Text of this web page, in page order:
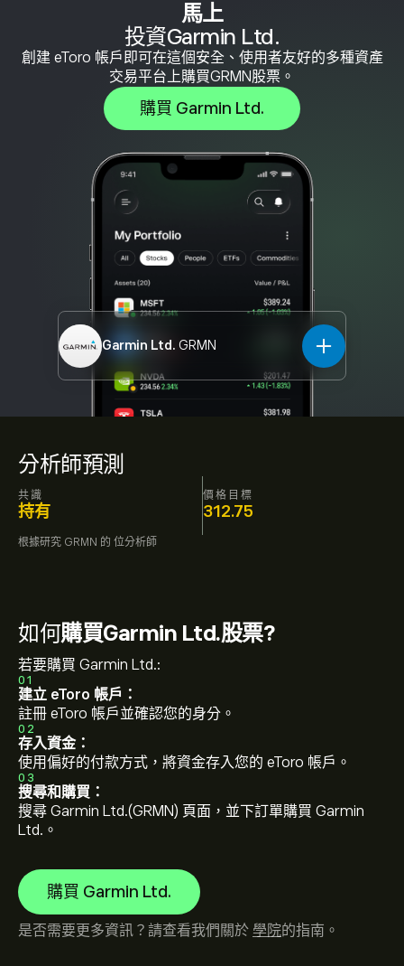
分析師預測
共識
持有
價格目標
312.75
根據研究 GRMN 的 位分析師
馬上
投資Garmin Ltd.
創建 eToro 帳戶即可在這個安全、使用者友好的多種資產
交易平台上購買GRMN股票。
購買 Garmin Ltd.
Garmin Ltd. GRMN
如何購買Garmin Ltd.股票?
若要購買 Garmin Ltd.:
01
建立 eToro 帳戶：
註冊 eToro 帳戶並確認您的身分。
02
存入資金：
使用偏好的付款方式，將資金存入您的 eToro 帳戶。
03
搜尋和購買：
搜尋 Garmin Ltd.(GRMN) 頁面，並下訂單購買 Garmin
Ltd.。
購買 Garmin Ltd.
是否需要更多資訊？請查看我們關於 學院的指南。